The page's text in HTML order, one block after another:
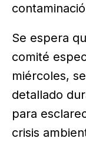
Se espera
comité
miércoles,
detallado
para
crisis